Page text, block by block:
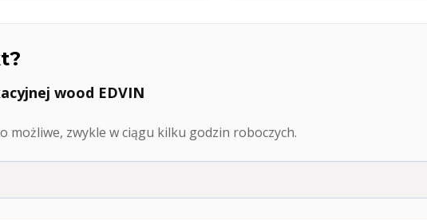
wood EDVIN
możliwe, zwykle w ciągu kilku godzin roboczych.